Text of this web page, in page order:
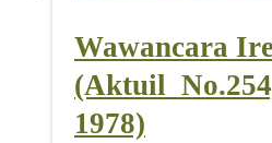
Wawancara
1978)